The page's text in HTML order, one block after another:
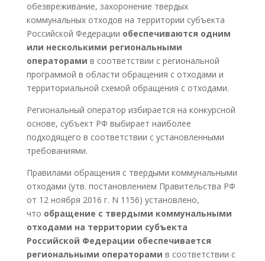
обезвреживание, захоронение твердых
коммунальных отходов на территории субъекта
Российской Федерации обеспечиваются одним
или несколькими региональными
операторами в соответствии с региональной
программой в области обращения с отходами и
территориальной схемой обращения с отходами.
Региональный оператор избирается на конкурсной
основе, субъект РФ выбирает наиболее
подходящего в соответствии с установленными
требованиями.
Правилами обращения с твердыми коммунальными
отходами (утв. постановлением Правительства РФ
от 12 ноября 2016 г. N 1156) установлено,
что обращение с твердыми коммунальными
отходами на территории субъекта
Российской Федерации обеспечивается
региональными операторами в соответствии с